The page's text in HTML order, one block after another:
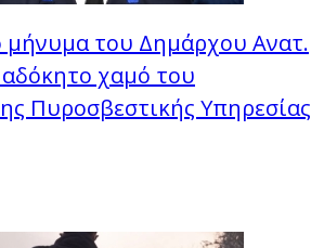
μήνυμα του Δημάρχου Ανατ.
χαμό του
Πυροσβεστικής Υπηρεσίας